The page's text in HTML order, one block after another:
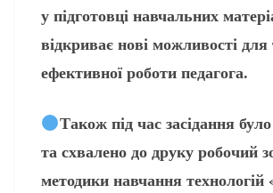
у підготовці навчальних
відкриває нові можливості для
ефективної роботи педагога.
Також під час засідання
та схвалено до друку робочий
методики навчання